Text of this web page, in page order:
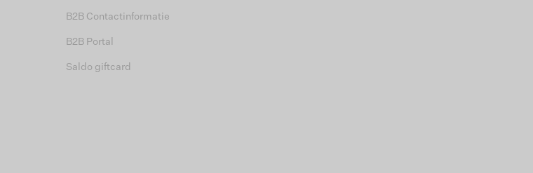
B2B Contactinformatie
B2B Portal
Saldo giftcard